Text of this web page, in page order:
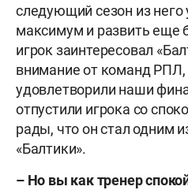
следующий сезон из
максимум и развить еще
игрок заинтересовал
внимание от команд
удовлетворили наши
отпустили игрока со
рады, что он стал одним
«Балтики».
– Но вы как тренер